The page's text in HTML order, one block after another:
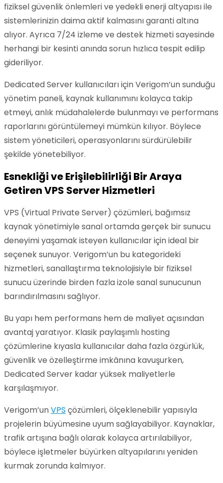
fiziksel güvenlik önlemleri ve yedekli enerji altyapısı ile
sistemlerinizin daima aktif kalmasını garanti altına
alıyor. Ayrıca 7/24 izleme ve destek hizmeti sayesinde
herhangi bir kesinti anında sorun hızlıca tespit edilip
gideriliyor.
Dedicated Server kullanıcıları için Verigom’un sunduğu
yönetim paneli, kaynak kullanımını kolayca takip
etmeyi, anlık müdahalelerde bulunmayı ve performans
raporlarını görüntülemeyi mümkün kılıyor. Böylece
sistem yöneticileri, operasyonlarını sürdürülebilir
şekilde yönetebiliyor.
Esnekliği ve Erişilebilirliği Bir Araya
Getiren VPS Server Hizmetleri
VPS (Virtual Private Server) çözümleri, bağımsız
kaynak yönetimiyle sanal ortamda gerçek bir sunucu
deneyimi yaşamak isteyen kullanıcılar için ideal bir
seçenek sunuyor. Verigom’un bu kategorideki
hizmetleri, sanallaştırma teknolojisiyle bir fiziksel
sunucu üzerinde birden fazla izole sanal sunucunun
barındırılmasını sağlıyor.
Bu yapı hem performans hem de maliyet açısından
avantaj yaratıyor. Klasik paylaşımlı hosting
çözümlerine kıyasla kullanıcılar daha fazla özgürlük,
güvenlik ve özelleştirme imkânına kavuşurken,
Dedicated Server kadar yüksek maliyetlerle
karşılaşmıyor.
Verigom’unVPS çözümleri, ölçeklenebilir yapısıyla
projelerin büyümesine uyum sağlayabiliyor. Kaynaklar,
trafik artışına bağlı olarak kolayca artırılabiliyor,
böylece işletmeler büyürken altyapılarını yeniden
kurmak zorunda kalmıyor.